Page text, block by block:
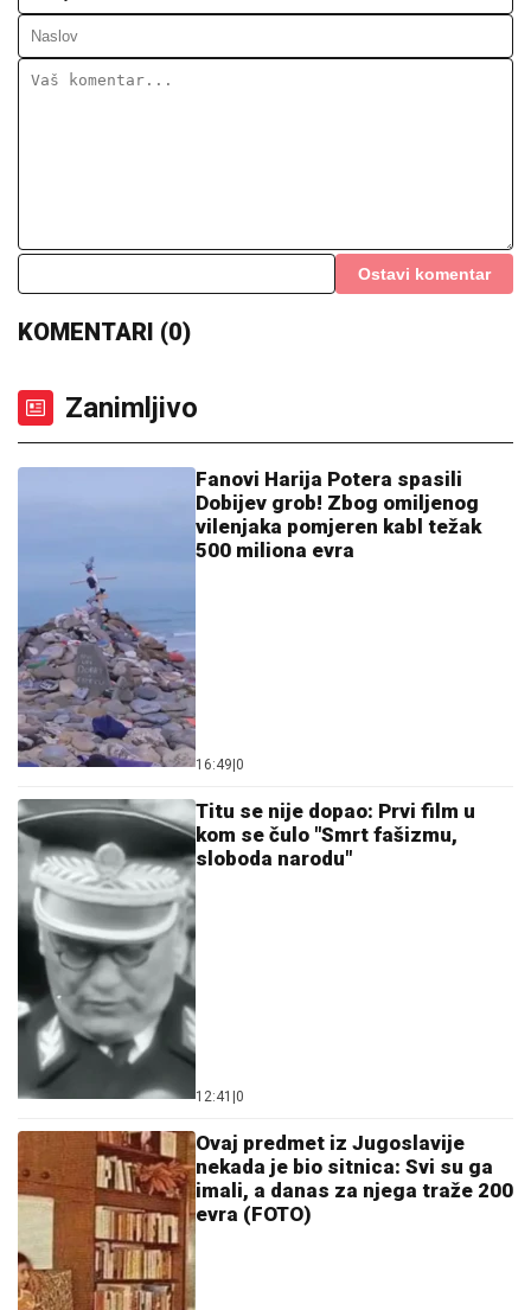
Ostavi komentar
KOMENTARI (0)
Zanimljivo
Fanovi Harija Potera spasili
Dobijev grob! Zbog omiljenog
vilenjaka pomjeren kabl težak
500 miliona evra
16:49 0
Titu se nije dopao: Prvi film u
kom se čulo "Smrt fašizmu,
sloboda narodu"
12:41 0
Ovaj predmet iz Jugoslavije
nekada je bio sitnica: Svi su ga
imali, a danas za njega traže 200
evra (FOTO)